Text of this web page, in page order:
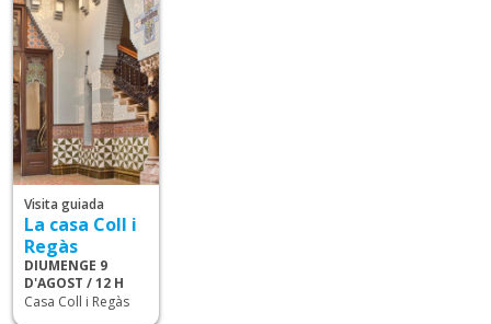
Visita guiada
La casa Coll i
Regàs
DIUMENGE 9
D'AGOST / 12 H
Casa Coll i Regàs